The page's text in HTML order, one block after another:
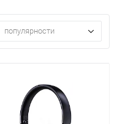
популярности